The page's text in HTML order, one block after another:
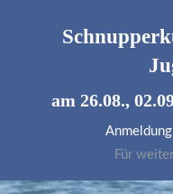
am 26.08.,
Für